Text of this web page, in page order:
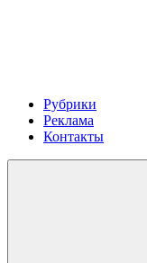
Рубрики
Реклама
Контакты